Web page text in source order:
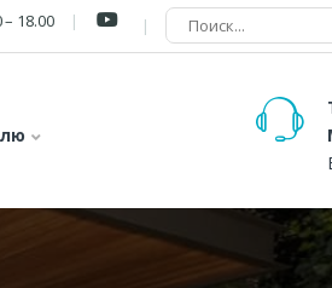
18.00